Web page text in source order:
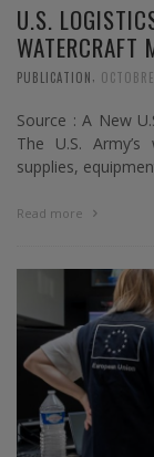
U.S.
WATERCRAFT
PUBLICATION
Source : A New
The U.S.
supplies,
Read more